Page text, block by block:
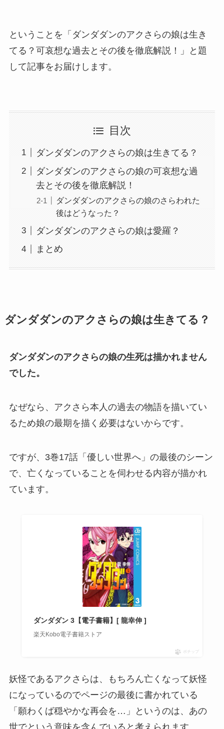
ということを「ダンダダンのアクさらの娘は生き
てる？可哀想な過去とその後を徹底解説！」と題
して記事をお届けします。
目次
ダンダダンのアクさらの娘は生きてる？
ダンダダンのアクさらの娘の可哀想な過
去とその後を徹底解説！
ダンダダンのアクさらの娘のさらわれた
後はどうなった？
ダンダダンのアクさらの娘は愛羅？
まとめ
ダンダダンのアクさらの娘は生きてる？
ダンダダンのアクさらの娘の生死は描かれません
でした。
なぜなら、アクさら本人の過去の物語を描いてい
るため娘の最期を描く必要はないからです。
ですが、3巻17話「優しい世界へ」の最後のシーン
で、亡くなっていることを伺わせる内容が描かれ
ています。
ダンダダン 3【電子書籍】[ 龍幸伸 ]
楽天Kobo電子書籍ストア
ポチップ
妖怪であるアクさらは、もちろん亡くなって妖怪
になっているのでページの最後に書かれている
「願わくば穏やかな再会を…」というのは、あの